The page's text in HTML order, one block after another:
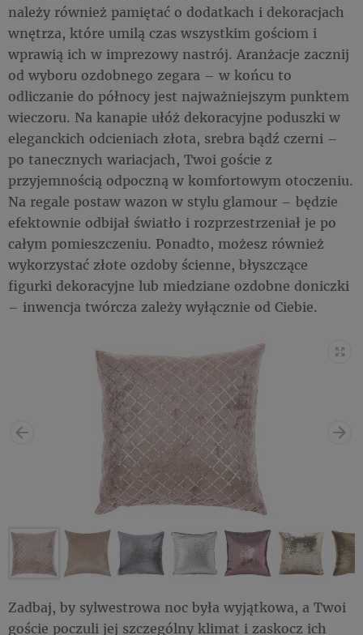
należy również pamiętać o dodatkach i dekoracjach
wnętrza, które umilą czas wszystkim gościom i
wprawią ich w imprezowy nastrój. Aranżacje zacznij
od wyboru ozdobnego zegara – w końcu to
odliczanie do północy jest najważniejszym punktem
wieczoru. Na kanapie ułóż dekoracyjne poduszki w
eleganckich odcieniach złota, srebra bądź czerni –
po tanecznych wariacjach, Twoi goście z
przyjemnością odpoczną w komfortowym otoczeniu.
Na regale postaw wazon w stylu glamour – będzie
efektownie odbijał światło i rozprzestrzeniał je po
całym pomieszczeniu. Ponadto, możesz również
wykorzystać złote ozdoby ścienne, błyszczące
figurki dekoracyjne lub miedziane ozdobne doniczki
– inwencja twórcza zależy wyłącznie od Ciebie.
Zadbaj, by sylwestrowa noc była wyjątkowa, a Twoi
goście poczuli jej szczególny klimat i zaskocz ich